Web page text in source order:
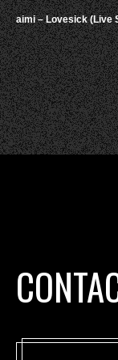
aimi – Lovesick (Live